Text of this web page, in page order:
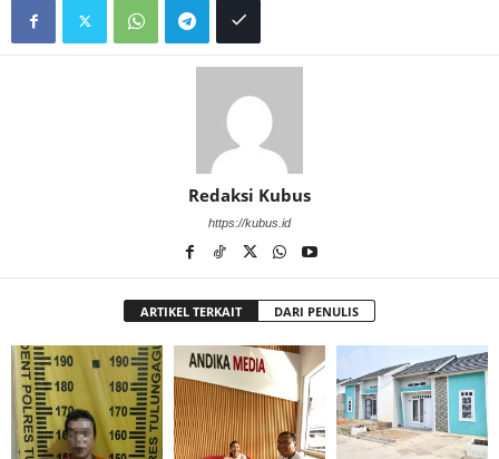
Redaksi Kubus
https://kubus.id
ARTIKEL TERKAIT DARI PENULIS